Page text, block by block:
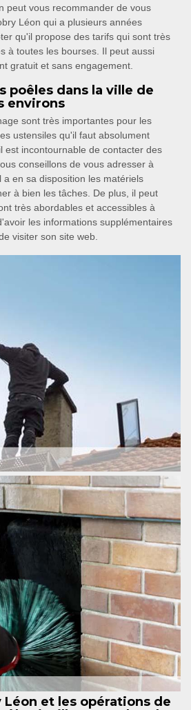
peut vous recommander de vous
Léon qui a plusieurs années
qu'il propose des tarifs qui sont très
à toutes les bourses. Il peut aussi
gratuit et sans engagement.
poêles dans la ville de
environs
sont très importantes pour les
ustensiles qu'il faut absolument
est incontournable de contacter des
conseillons de vous adresser à
en sa disposition les matériels
à bien les tâches. De plus, il peut
très abordables et accessibles à
les informations supplémentaires
visiter son site web.
Léon et les opérations de